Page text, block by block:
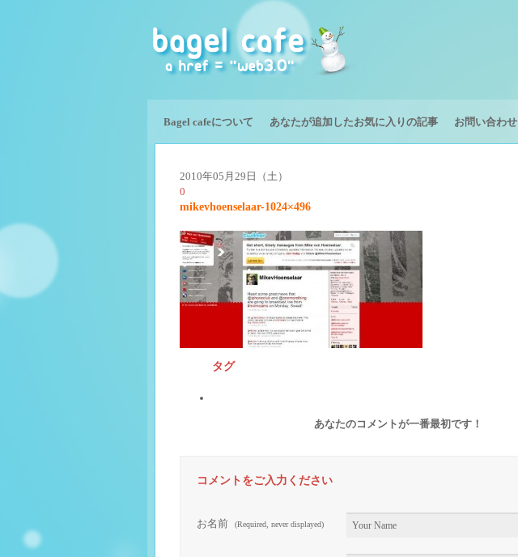
Bagel cafeについて あなたが追加したお気に入りの記事 お問い合わせ
2010年05月29日（土）
0
mikevhoenselaar-1024×496
タグ
あなたのコメントが一番最初です！
コメントをご入力ください
お名前 (Required, never displayed)